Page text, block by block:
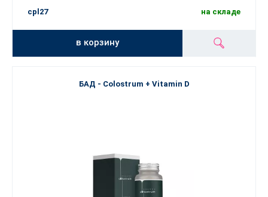
cpl27 на складе
в корзину
БАД - Colostrum + Vitamin D